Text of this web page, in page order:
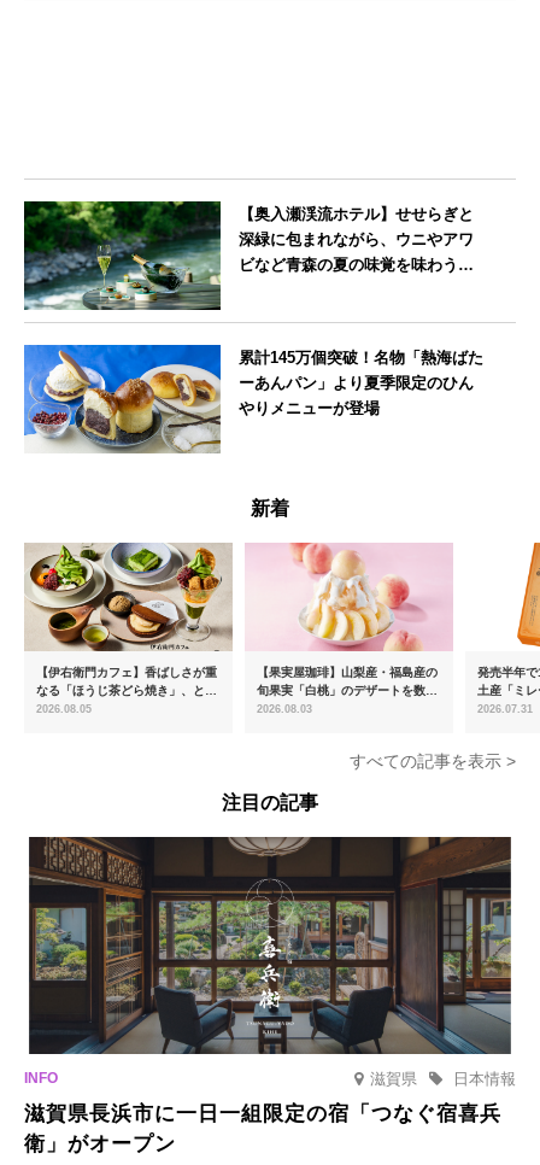
【奥入瀬渓流ホテル】せせらぎと
深緑に包まれながら、ウニやアワ
ビなど青森の夏の味覚を味わうフ
累計145万個突破！名物「熱海ばた
ーあんパン」より夏季限定のひん
やりメニューが登場
新着
【伊右衛門カフェ】香ばしさが重
なる「ほうじ茶どら焼き」、とろ
ける「宇治抹茶ティラミス」が新
2026.08.05
【果実屋珈琲】山梨産・福島産の
旬果実「白桃」のデザートを数量
限定販売
2026.08.03
発売半年
土産「ミ
新フレー
2026.07.31
すべての記事を表示 >
注目の記事
滋賀県 日本情報
滋賀県長浜市に一日一組限定の宿「つなぐ宿喜兵
衛」がオープン